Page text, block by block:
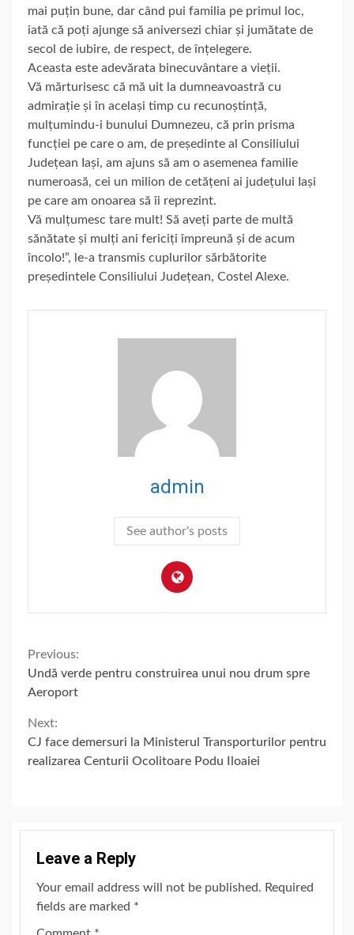
mai puțin bune, dar când pui familia pe primul loc,
iată că poți ajunge să aniversezi chiar și jumătate de
secol de iubire, de respect, de înțelegere.
Aceasta este adevărata binecuvântare a vieții.
Vă mărturisesc că mă uit la dumneavoastră cu
admirație și în același timp cu recunoștință,
mulțumindu-i bunului Dumnezeu, că prin prisma
funcției pe care o am, de președinte al Consiliului
Județean Iași, am ajuns să am o asemenea familie
numeroasă, cei un milion de cetățeni ai județului Iași
pe care am onoarea să îi reprezint.
Vă mulțumesc tare mult! Să aveți parte de multă
sănătate și mulți ani fericiți împreună și de acum
încolo!”, le-a transmis cuplurilor sărbătorite
președintele Consiliului Județean, Costel Alexe.
admin
See author's posts
Continue
Reading
Previous:
Undă verde pentru construirea unui nou drum spre
Aeroport
Next:
CJ face demersuri la Ministerul Transporturilor pentru
realizarea Centurii Ocolitoare Podu Iloaiei
Leave a Reply
Your email address will not be published. Required
fields are marked *